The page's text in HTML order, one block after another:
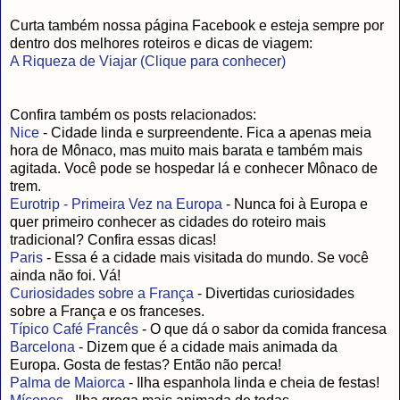
Curta também nossa página Facebook e esteja sempre por
dentro dos melhores roteiros e dicas de viagem:
A Riqueza de Viajar (Clique para conhecer)
Confira também os posts relacionados:
Nice - Cidade linda e surpreendente. Fica a apenas meia
hora de Mônaco, mas muito mais barata e também mais
agitada. Você pode se hospedar lá e conhecer Mônaco de
trem.
Eurotrip - Primeira Vez na Europa - Nunca foi à Europa e
quer primeiro conhecer as cidades do roteiro mais
tradicional? Confira essas dicas!
Paris - Essa é a cidade mais visitada do mundo. Se você
ainda não foi. Vá!
Curiosidades sobre a França - Divertidas curiosidades
sobre a França e os franceses.
Típico Café Francês - O que dá o sabor da comida francesa
Barcelona - Dizem que é a cidade mais animada da
Europa. Gosta de festas? Então não perca!
Palma de Maiorca - Ilha espanhola linda e cheia de festas!